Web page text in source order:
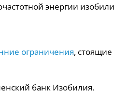
энергии
ограничения,
банк Изобилия.